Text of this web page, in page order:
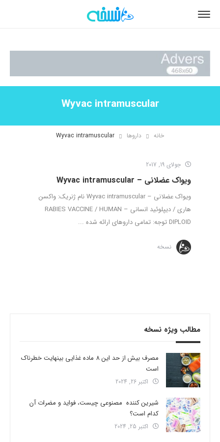
Wyvac intramuscular
خانه داروها Wyvac intramuscular
جولای 19, 2017
ویواک عضلانی – Wyvac intramuscular
ویواک عضلانی – Wyvac intramuscular نام ژنریک: واکسن
هاری / دیپلوئید انسانی – RABIES VACCINE / HUMAN
DIPLOID توجه: تمامی داروهای ارائه شده ...
نسخه
مطالب ویژه نسخه
مصرف بیش از حد این 8 ماده غذایی بینهایت خطرناک
است
اکتبر 26, 2024
شیرین کننده مصنوعی چیست، فواید و مضرات آن
کدام است؟
اکتبر 25, 2024